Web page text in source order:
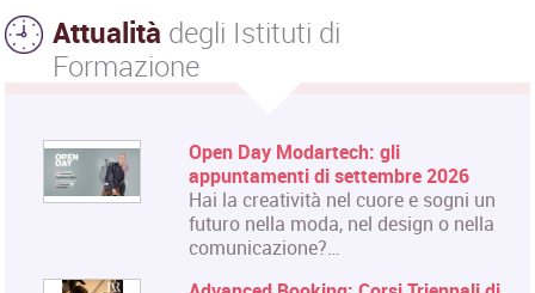
Attualità degli Istituti di
Formazione
Open Day Modartech: gli
appuntamenti di settembre 2026
Hai la creatività nel cuore e sogni un
futuro nella moda, nel design o nella
comunicazione?…